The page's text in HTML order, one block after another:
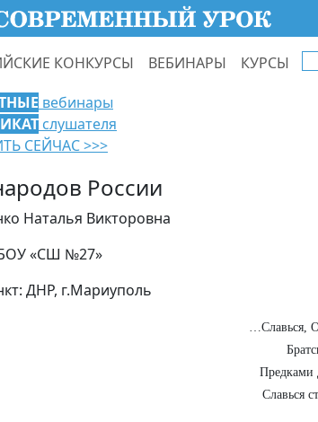
КОНКУРСЫ ВЕБИНАРЫ КУРСЫ
вебинары
слушателя
СЕЙЧАС >>>
России
Наталья Викторовна
«СШ №27»
ДНР, г.Мариуполь
…Славься,
Предками
Славься